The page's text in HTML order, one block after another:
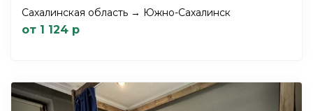
Сахалинская область → Южно-Сахалинск
от 1 124 р